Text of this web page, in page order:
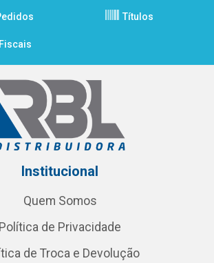
Títulos
Institucional
Quem Somos
Política de Privacidade
de Troca e Devolução